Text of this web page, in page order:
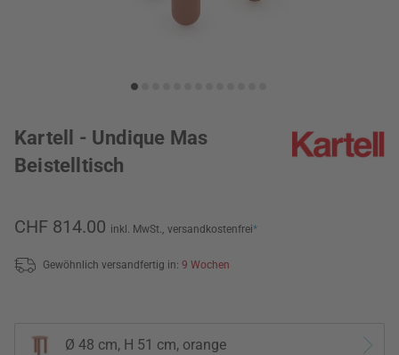
Kartell - Undique Mas
Beistelltisch
CHF 814.00 inkl. MwSt., versandkostenfrei*
Gewöhnlich versandfertig in: 9 Wochen
Ø 48 cm, H 51 cm, orange